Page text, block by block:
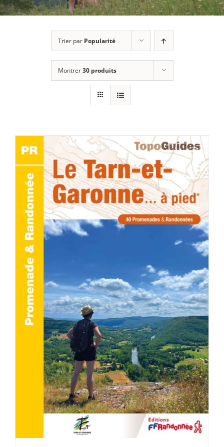
Trier par Popularité
Montrer30 produits
AJOUTER AU PANIER / DÉTAILS